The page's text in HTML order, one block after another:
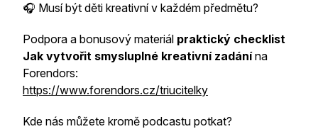
🎧 Musí být děti kreativní v každém předmětu?
Podpora a bonusový materiál praktický checklist
Jak vytvořit smysluplné kreativní zadánína
Forendors:
https://www.forendors.cz/triucitelky
Kde nás můžete kromě podcastu potkat?